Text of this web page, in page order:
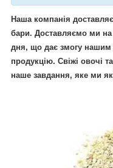
Наша компанія
бари. Доставляємо ми
дня, що дає змогу нашим
продукцію. Свіжі овочі
наше завдання, яке ми